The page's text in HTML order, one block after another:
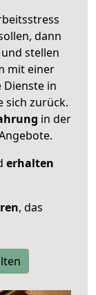
dann
stellen
mit einer
Dienste in
sich zurück.
in der
erhalten
, das